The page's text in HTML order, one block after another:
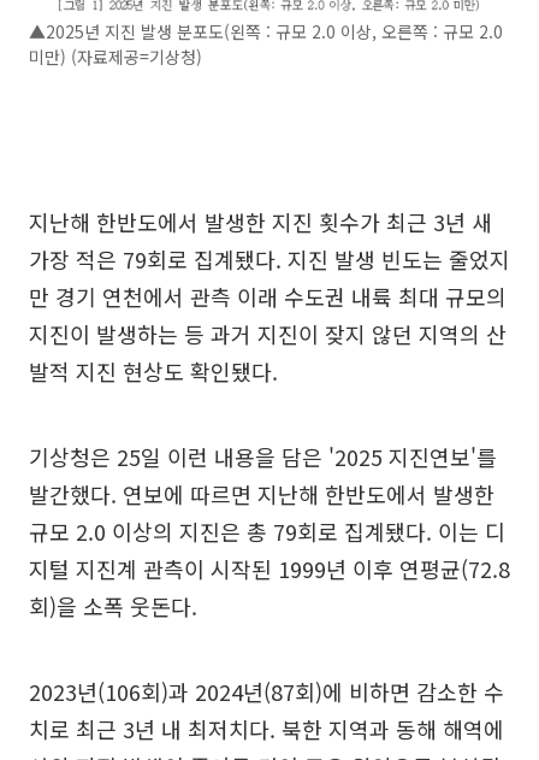
▲2025년 지진 발생 분포도(왼쪽 : 규모 2.0 이상, 오른쪽 : 규모 2.0
미만) (자료제공=기상청)
지난해 한반도에서 발생한 지진 횟수가 최근 3년 새
가장 적은 79회로 집계됐다. 지진 발생 빈도는 줄었지
만 경기 연천에서 관측 이래 수도권 내륙 최대 규모의
지진이 발생하는 등 과거 지진이 잦지 않던 지역의 산
발적 지진 현상도 확인됐다.
기상청은 25일 이런 내용을 담은 '2025 지진연보'를
발간했다. 연보에 따르면 지난해 한반도에서 발생한
규모 2.0 이상의 지진은 총 79회로 집계됐다. 이는 디
지털 지진계 관측이 시작된 1999년 이후 연평균(72.8
회)을 소폭 웃돈다.
2023년(106회)과 2024년(87회)에 비하면 감소한 수
치로 최근 3년 내 최저치다. 북한 지역과 동해 해역에